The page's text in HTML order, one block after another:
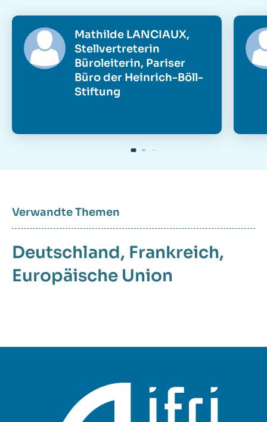
Mathilde LANCIAUX,
Stellvertreterin
Büroleiterin, Pariser
Büro der Heinrich-Böll-
Stiftung
Verwandte Themen
Deutschland Frankreich
Europäische Union